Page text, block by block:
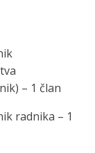
– 1 član
radnika – 1